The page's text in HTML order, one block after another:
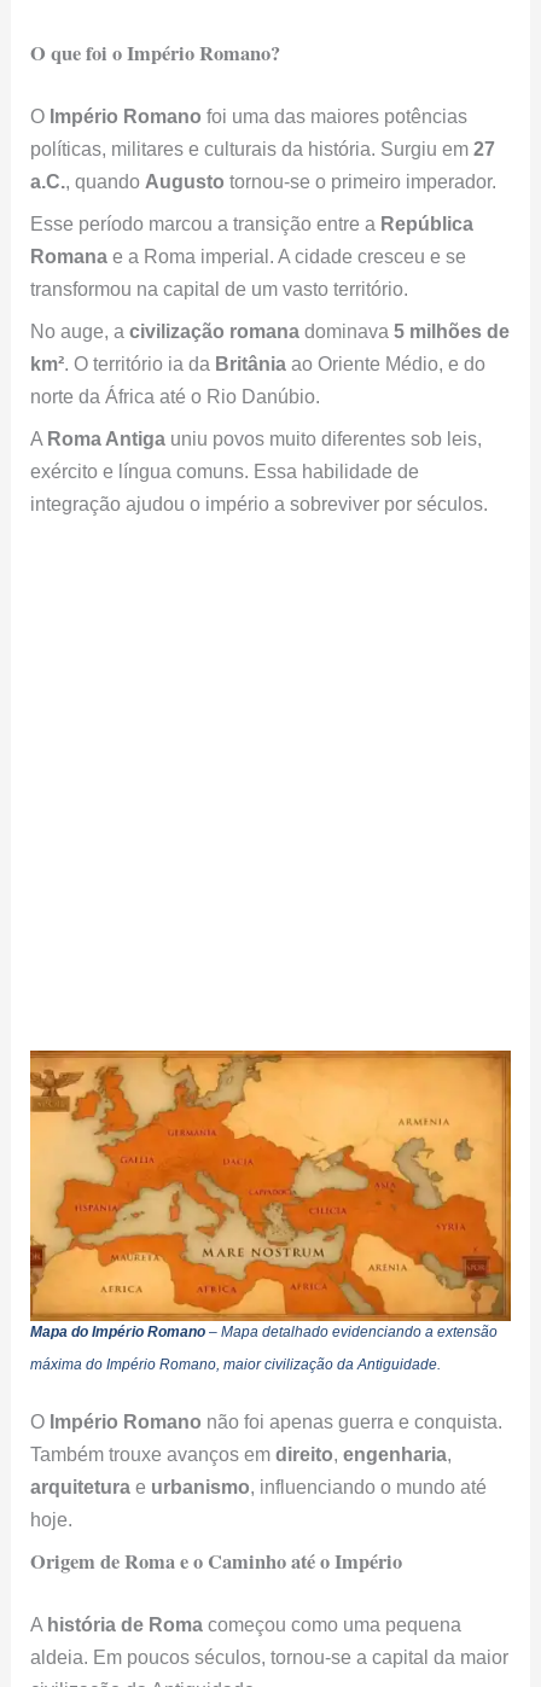
O que foi o Império Romano?
O Império Romano foi uma das maiores potências
políticas, militares e culturais da história. Surgiu em27
a.C.
, quando Augusto tornou-se o primeiro imperador.
Esse período marcou a transição entre a República
Romana e a Roma imperial. A cidade cresceu e se
transformou na capital de um vasto território.
No auge, acivilização romana dominava5 milhões de
km². O território ia da Britâniaao Oriente Médio, e do
norte da África até o Rio Danúbio.
A Roma Antiga uniu povos muito diferentes sob leis,
exército e língua comuns. Essa habilidade de
integração ajudou o império a sobreviver por séculos.
Mapa do Império Romano – Mapa detalhado evidenciando a extensão
máxima do Império Romano, maior civilização da Antiguidade.
O Império Romano não foi apenas guerra e conquista.
Também trouxe avanços emdireito,engenharia,
arquitetura e urbanismo, influenciando o mundo até
hoje.
Origem de Roma e o Caminho até o Império
A história de Roma começou como uma pequena
aldeia. Em poucos séculos, tornou-se a capital da maior